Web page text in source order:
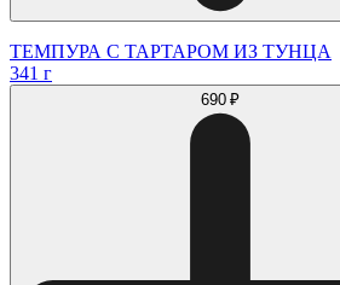
ТЕМПУРА С ТАРТАРОМ ИЗ ТУНЦА
341 г
690 ₽